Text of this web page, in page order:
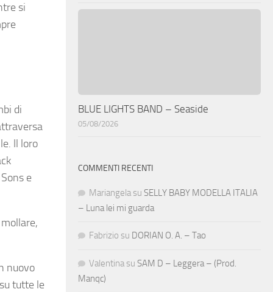
si
di
Il loro
e
nuovo
tutte le
BLUE LIGHTS BAND – Seaside
05/08/2026
COMMENTI RECENTI
Mariangela su SELLY BABY MODELLA ITALIA
– Luna lei mi guarda
Fabrizio su DORIAN O. A. – Tao
Valentina su SAM D – Leggera – (Prod.
Manqc)